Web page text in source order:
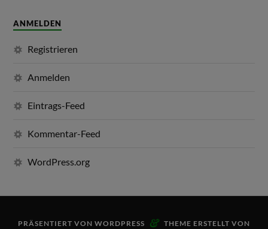
ANMELDEN
Registrieren
Anmelden
Eintrags-Feed
Kommentar-Feed
WordPress.org
PRÄSENTIERT VON WORDPRESS & THEME ERSTELLT VON